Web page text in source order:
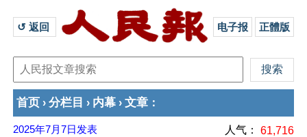
↺ 返回 电子报 正體版
首页 › 分栏目 › 内幕 › 文章 ：
2025年7月7日 发表 人气： 61,716